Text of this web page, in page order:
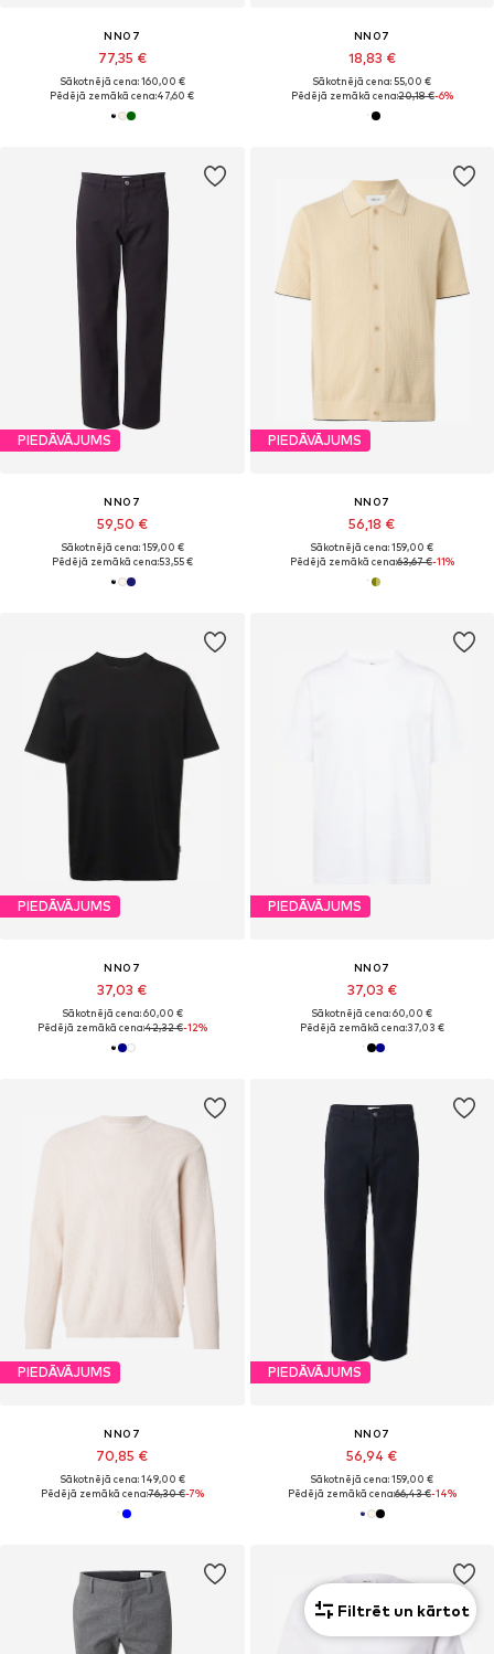
NN07
77,35 €
Sākotnējā cena: 160,00 €
Pēdējā zemākā cena:47,60 €
NN07
18,83 €
Sākotnējā cena: 55,00 €
Pēdējā zemākā cena:20,18 €-6%
PIEDĀVĀJUMS
NN07
59,50 €
Sākotnējā cena: 159,00 €
Pēdējā zemākā cena:53,55 €
PIEDĀVĀJUMS
NN07
56,18 €
Sākotnējā cena: 159,00 €
Pēdējā zemākā cena:63,67 €-11%
PIEDĀVĀJUMS
NN07
37,03 €
Sākotnējā cena: 60,00 €
Pēdējā zemākā cena:42,32 €-12%
PIEDĀVĀJUMS
NN07
37,03 €
Sākotnējā cena: 60,00 €
Pēdējā zemākā cena:37,03 €
PIEDĀVĀJUMS
NN07
70,85 €
Sākotnējā cena: 149,00 €
Pēdējā zemākā cena:76,30 €-7%
PIEDĀVĀJUMS
NN07
56,94 €
Sākotnējā cena: 159,00 €
Pēdējā zemākā cena:66,43 €-14%
Filtrēt un kārtot